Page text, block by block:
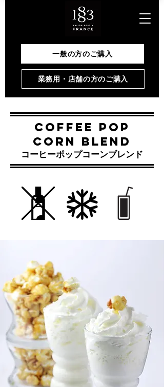
一般の方のご購入
業務用・店舗の方のご購入
COFFEE POP
CORN BLEND
​コーヒーポップコーンブレンド